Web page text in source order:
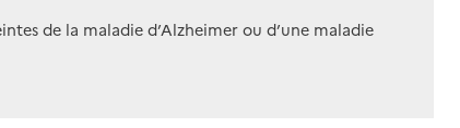
de la maladie d’Alzheimer ou d’une maladie